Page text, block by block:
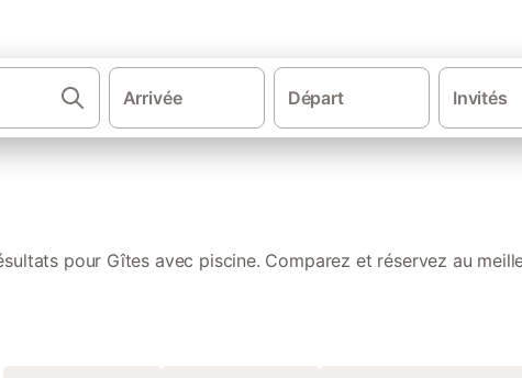
Arrivée Départ Invités
pour Gîtes avec piscine. Comparez et réservez au